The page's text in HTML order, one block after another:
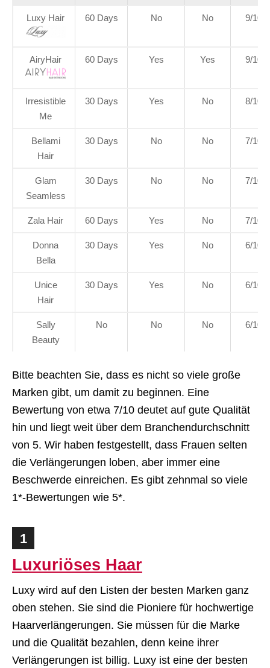
Luxy Hair 60 Days No No 9/10
AiryHair 60 Days Yes Yes 9/10
Irresistible
Me
30 Days Yes No 8/10
Bellami
Hair
30 Days No No 7/10
Glam
Seamless
30 Days No No 7/10
Zala Hair 60 Days Yes No 7/10
Donna
Bella
30 Days Yes No 6/10
Unice
Hair
30 Days Yes No 6/10
Sally
Beauty
No No No 6/10
Bitte beachten Sie, dass es nicht so viele große
Marken gibt, um damit zu beginnen. Eine
Bewertung von etwa 7/10 deutet auf gute Qualität
hin und liegt weit über dem Branchendurchschnitt
von 5. Wir haben festgestellt, dass Frauen selten
die Verlängerungen loben, aber immer eine
Beschwerde einreichen. Es gibt zehnmal so viele
1*-Bewertungen wie 5*.
1
Luxuriöses Haar
Luxy wird auf den Listen der besten Marken ganz
oben stehen. Sie sind die Pioniere für hochwertige
Haarverlängerungen. Sie müssen für die Marke
und die Qualität bezahlen, denn keine ihrer
Verlängerungen ist billig. Luxy ist eine der besten